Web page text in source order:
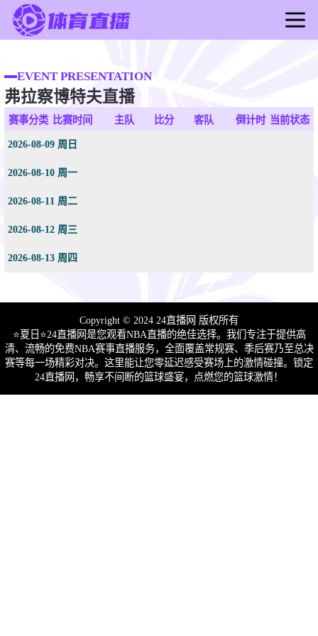
足球直播
篮球直播
足球录像
篮球新闻
EVENT PRESENTATION
弗拉察博特夫直播
赛事分类 比赛时间 主队 比分 客队 倒计时 当前状态
2026-08-09 周日
2026-08-10 周一
2026-08-11 周二
2026-08-12 周三
2026-08-13 周四
Copyright © 2024 24直播网 版权所有
⭐️夏日⭐24直播网是您观看NBA直播的绝佳选择。我们专注于提供高
清、流畅的免费NBA赛事直播服务，全面覆盖常规赛、季后赛乃至总决
赛等每一场精彩对决。这里能让您零延迟感受赛场上的激情碰撞。锁定
24直播网，畅享不间断的篮球盛宴，点燃您的篮球激情！